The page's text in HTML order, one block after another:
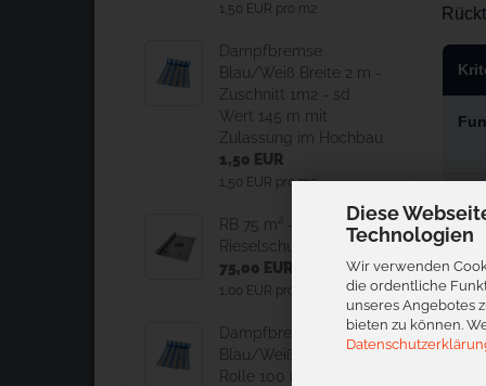
Diese
Technologien
Wir verwenden
die ordentliche
unseres Angebotes
bieten zu können.
1,50 EUR pro m2
Dampfbremse
Blau/Weiß Breite 2 m -
Zuschnitt 1m2 - sd
Wert 145 m mit
Zulassung im Hochbau
1,50 EUR
1,50 EUR pro m2
RB 75 m² -
Rieselschutzbahn
75,00 EUR
1,00 EUR pro m2
Dampfbremse
Blau/Weiß 2 x 50 m -
Rolle 100 m2 - sd Wert